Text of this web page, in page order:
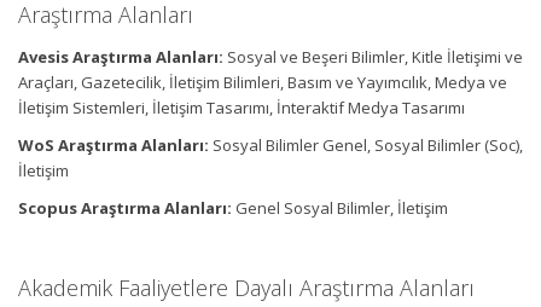
Araştırma Alanları
Avesis Araştırma Alanları: Sosyal ve Beşeri Bilimler, Kitle İletişimi ve
Araçları, Gazetecilik, İletişim Bilimleri, Basım ve Yayımcılık, Medya ve
İletişim Sistemleri, İletişim Tasarımı, İnteraktif Medya Tasarımı
WoS Araştırma Alanları: Sosyal Bilimler Genel, Sosyal Bilimler (Soc),
İletişim
Scopus Araştırma Alanları: Genel Sosyal Bilimler, İletişim
Akademik Faaliyetlere Dayalı Araştırma Alanları